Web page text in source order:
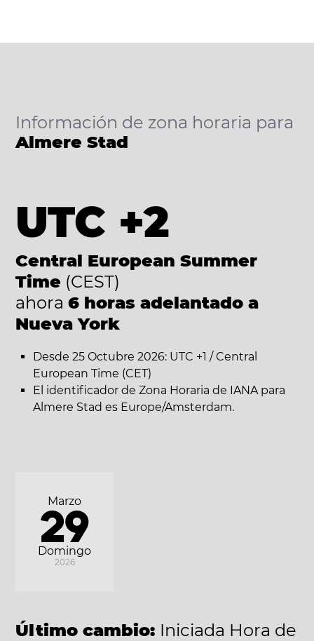
Información de zona horaria para
Almere Stad
UTC +2
Central European Summer
Time (CEST)
ahora 6 horas adelantado a
Nueva York
Desde 25 Octubre 2026: UTC +1 / Central
European Time (CET)
El identificador de Zona Horaria de IANA para
Almere Stad es Europe/Amsterdam.
Domingo
Marzo
29
2026
Último cambio: Iniciada Hora de